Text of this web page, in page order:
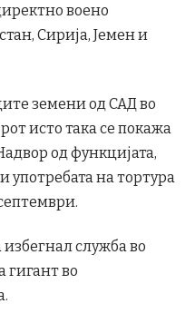
воено
Сирија, Јемен и
земени од САД во
исто така се покажа
од функцијата,
употребата на тортура
служба во
гигант во